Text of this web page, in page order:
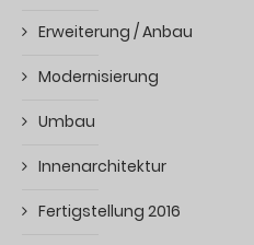
Erweiterung / Anbau
Modernisierung
Umbau
Innenarchitektur
Fertigstellung 2016